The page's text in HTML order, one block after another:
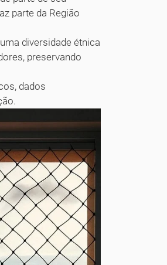
parte da Região
diversidade étnica
preservando
dados